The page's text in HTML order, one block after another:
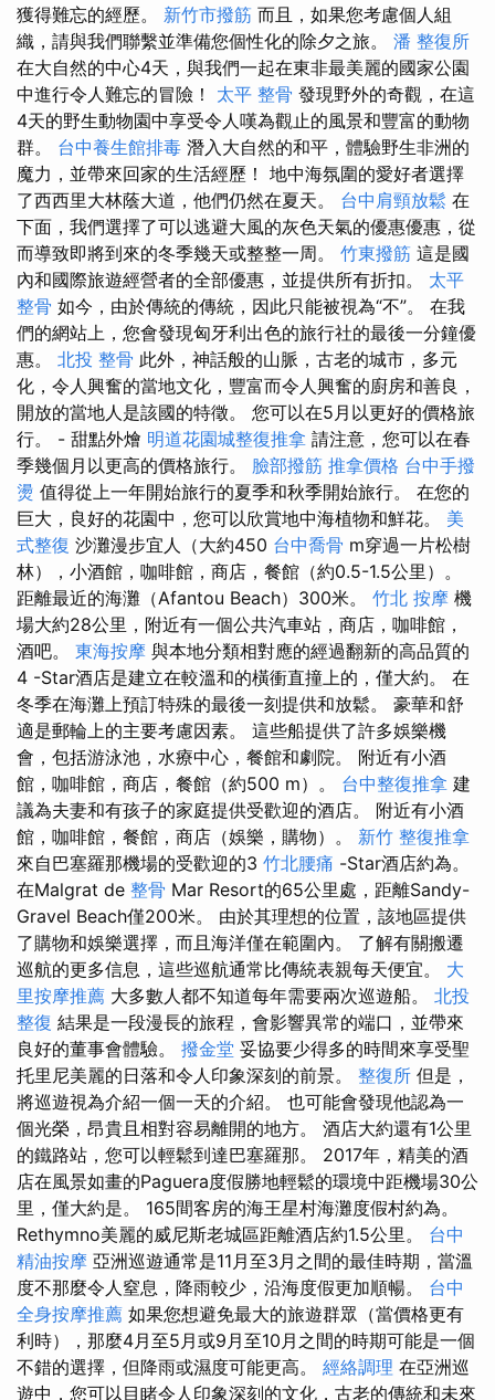
獲得難忘的經歷。 新竹市撥筋 而且，如果您考慮個人組
織，請與我們聯繫並準備您個性化的除夕之旅。 潘 整復所
在大自然的中心4天，與我們一起在東非最美麗的國家公園
中進行令人難忘的冒險！ 太平 整骨 發現野外的奇觀，在這
4天的野生動物園中享受令人嘆為觀止的風景和豐富的動物
群。 台中養生館排毒 潛入大自然的和平，體驗野生非洲的
魔力，並帶來回家的生活經歷！ 地中海氛圍的愛好者選擇
了西西里大林蔭大道，他們仍然在夏天。 台中肩頸放鬆 在
下面，我們選擇了可以逃避大風的灰色天氣的優惠優惠，從
而導致即將到來的冬季幾天或整整一周。 竹東撥筋 這是國
內和國際旅遊經營者的全部優惠，並提供所有折扣。 太平
整骨 如今，由於傳統的傳統，因此只能被視為“不”。 在我
們的網站上，您會發現匈牙利出色的旅行社的最後一分鐘優
惠。 北投 整骨 此外，神話般的山脈，古老的城市，多元
化，令人興奮的當地文化，豐富而令人興奮的廚房和善良，
開放的當地人是該國的特徵。 您可以在5月以更好的價格旅
行。 - 甜點外燴 明道花園城整復推拿 請注意，您可以在春
季幾個月以更高的價格旅行。 臉部撥筋 推拿價格 台中手撥
燙 值得從上一年開始旅行的夏季和秋季開始旅行。 在您的
巨大，良好的花園中，您可以欣賞地中海植物和鮮花。 美
式整復 沙灘漫步宜人（大約450 台中喬骨 m穿過一片松樹
林），小酒館，咖啡館，商店，餐館（約0.5-1.5公里）。
距離最近的海灘（Afantou Beach）300米。 竹北 按摩 機
場大約28公里，附近有一個公共汽車站，商店，咖啡館，
酒吧。 東海按摩 與本地分類相對應的經過翻新的高品質的
4 -Star酒店是建立在較溫和的橫衝直撞上的，僅大約。 在
冬季在海灘上預訂特殊的最後一刻提供和放鬆。 豪華和舒
適是郵輪上的主要考慮因素。 這些船提供了許多娛樂機
會，包括游泳池，水療中心，餐館和劇院。 附近有小酒
館，咖啡館，商店，餐館（約500 m）。 台中整復推拿 建
議為夫妻和有孩子的家庭提供受歡迎的酒店。 附近有小酒
館，咖啡館，餐館，商店（娛樂，購物）。 新竹 整復推拿
來自巴塞羅那機場的受歡迎的3 竹北腰痛 -Star酒店約為。
在Malgrat de 整骨 Mar Resort的65公里處，距離Sandy-
Gravel Beach僅200米。 由於其理想的位置，該地區提供
了購物和娛樂選擇，而且海洋僅在範圍內。 了解有關搬遷
巡航的更多信息，這些巡航通常比傳統表親每天便宜。 大
里按摩推薦 大多數人都不知道每年需要兩次巡遊船。 北投
整復 結果是一段漫長的旅程，會影響異常的端口，並帶來
良好的董事會體驗。 撥金堂 妥協要少得多的時間來享受聖
托里尼美麗的日落和令人印象深刻的前景。 整復所 但是，
將巡遊視為介紹一個一天的介紹。 也可能會發現他認為一
個光榮，昂貴且相對容易離開的地方。 酒店大約還有1公里
的鐵路站，您可以輕鬆到達巴塞羅那。 2017年，精美的酒
店在風景如畫的Paguera度假勝地輕鬆的環境中距機場30公
里，僅大約是。 165間客房的海王星村海灘度假村約為。
Rethymno美麗的威尼斯老城區距離酒店約1.5公里。 台中
精油按摩 亞洲巡遊通常是11月至3月之間的最佳時期，當溫
度不那麼令人窒息，降雨較少，沿海度假更加順暢。 台中
全身按摩推薦 如果您想避免最大的旅遊群眾（當價格更有
利時），那麼4月至5月或9月至10月之間的時期可能是一個
不錯的選擇，但降雨或濕度可能更高。 經絡調理 在亞洲巡
遊中，您可以目睹令人印象深刻的文化，古老的傳統和未來